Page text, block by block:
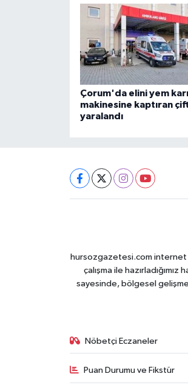
Çorum'da elini yem
makinesine kaptıran
yaralandı
hursozgazetesi.com internet
çalışma ile
sayesinde, bölgesel
Nöbetçi Eczaneler
Puan Durumu ve Fikstür